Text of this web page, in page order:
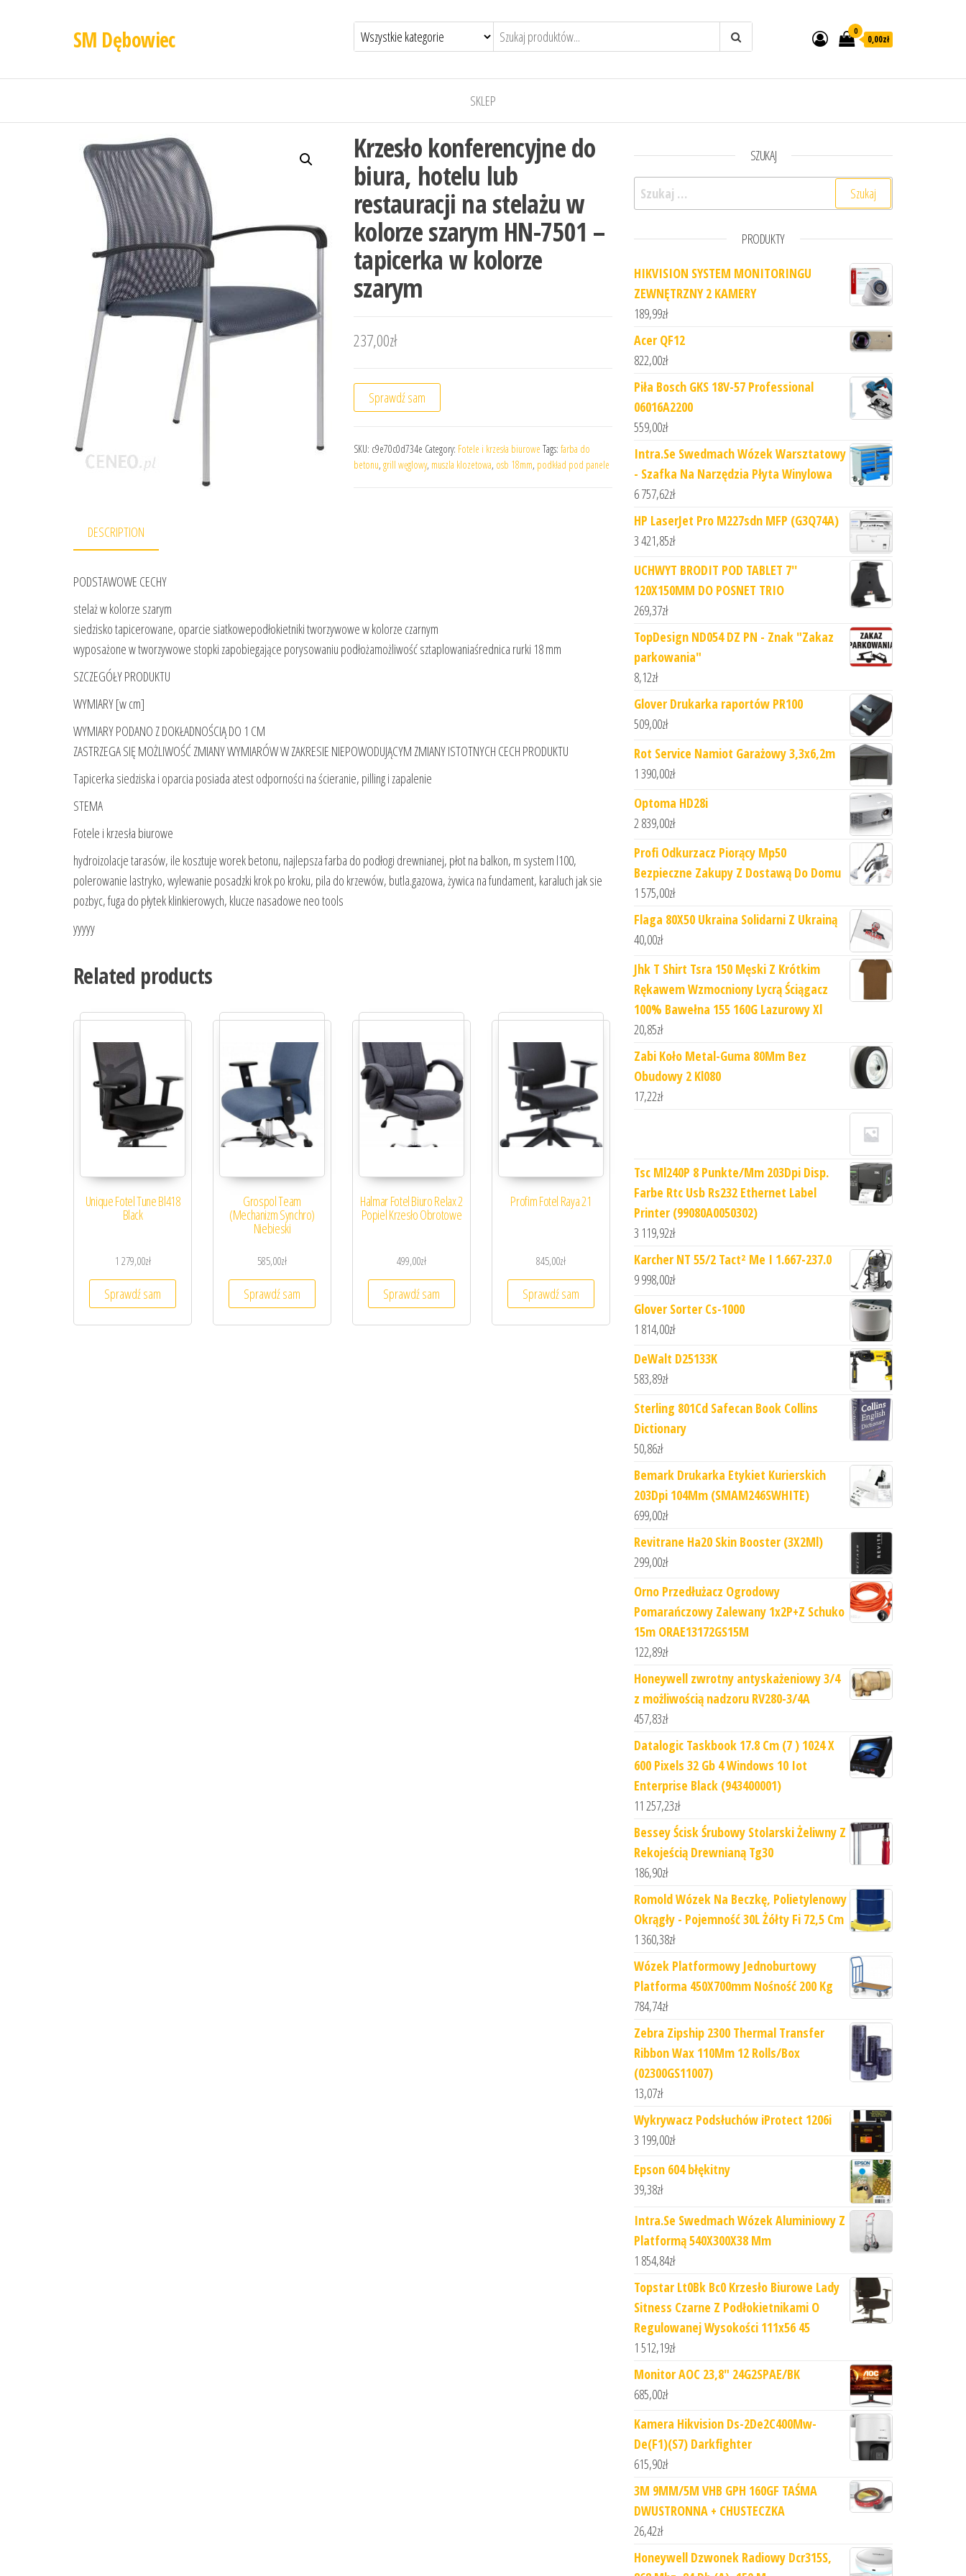
SM Dębowiec 0
0,00zł
SKLEP
Krzesło konferencyjne do
biura, hotelu lub
restauracji na stelażu w
kolorze szarym HN-7501 –
tapicerka w kolorze
szarym
237,00zł
Sprawdź sam
SKU: c9e70c0d734e Category: Fotele i krzesła biurowe Tags: farba do
betonu, grill węglowy, muszla klozetowa, osb 18mm, podkład pod panele
DESCRIPTION
PODSTAWOWE CECHY
stelaż w kolorze szarym
siedzisko tapicerowane, oparcie siatkowepodłokietniki tworzywowe w kolorze czarnym
wyposażone w tworzywowe stopki zapobiegające porysowaniu podłożamożliwość sztaplowaniaśrednica rurki 18 mm
SZCZEGÓŁY PRODUKTU
WYMIARY [w cm]
WYMIARY PODANO Z DOKŁADNOŚCIĄ DO 1 CM
ZASTRZEGA SIĘ MOŻLIWOŚĆ ZMIANY WYMIARÓW W ZAKRESIE NIEPOWODUJĄCYM ZMIANY ISTOTNYCH CECH PRODUKTU
Tapicerka siedziska i oparcia posiada atest odporności na ścieranie, pilling i zapalenie
STEMA
Fotele i krzesła biurowe
hydroizolacje tarasów, ile kosztuje worek betonu, najlepsza farba do podłogi drewnianej, płot na balkon, m system l100,
polerowanie lastryko, wylewanie posadzki krok po kroku, pila do krzewów, butla.gazowa, żywica na fundament, karaluch jak sie
pozbyc, fuga do płytek klinkierowych, klucze nasadowe neo tools
yyyyy
Related products
Unique Fotel Tune Bl418
Black
1 279,00zł
Sprawdź sam
Grospol Team
(Mechanizm Synchro)
Niebieski
585,00zł
Sprawdź sam
Halmar Fotel Biuro Relax 2
Popiel Krzesło Obrotowe
499,00zł
Sprawdź sam
Profim Fotel Raya 21
845,00zł
Sprawdź sam
SZUKAJ
Szukaj:
PRODUKTY
HIKVISION SYSTEM MONITORINGU
ZEWNĘTRZNY 2 KAMERY
189,99zł
Acer QF12
822,00zł
Piła Bosch GKS 18V-57 Professional
06016A2200
559,00zł
Intra.Se Swedmach Wózek Warsztatowy
- Szafka Na Narzędzia Płyta Winylowa
6 757,62zł
HP LaserJet Pro M227sdn MFP (G3Q74A)
3 421,85zł
UCHWYT BRODIT POD TABLET 7''
120X150MM DO POSNET TRIO
269,37zł
TopDesign ND054 DZ PN - Znak "Zakaz
parkowania"
8,12zł
Glover Drukarka raportów PR100
509,00zł
Rot Service Namiot Garażowy 3,3x6,2m
1 390,00zł
Optoma HD28i
2 839,00zł
Profi Odkurzacz Piorący Mp50
Bezpieczne Zakupy Z Dostawą Do Domu
1 575,00zł
Flaga 80X50 Ukraina Solidarni Z Ukrainą
40,00zł
Jhk T Shirt Tsra 150 Męski Z Krótkim
Rękawem Wzmocniony Lycrą Ściągacz
100% Bawełna 155 160G Lazurowy Xl
20,85zł
Zabi Koło Metal-Guma 80Mm Bez
Obudowy 2 Kl080
17,22zł
Tsc Ml240P 8 Punkte/Mm 203Dpi Disp.
Farbe Rtc Usb Rs232 Ethernet Label
Printer (99080A0050302)
3 119,92zł
Karcher NT 55/2 Tact² Me I 1.667-237.0
9 998,00zł
Glover Sorter Cs-1000
1 814,00zł
DeWalt D25133K
583,89zł
Sterling 801Cd Safecan Book Collins
Dictionary
50,86zł
Bemark Drukarka Etykiet Kurierskich
203Dpi 104Mm (SMAM246SWHITE)
699,00zł
Revitrane Ha20 Skin Booster (3X2Ml)
299,00zł
Orno Przedłużacz Ogrodowy
Pomarańczowy Zalewany 1x2P+Z Schuko
15m ORAE13172GS15M
122,89zł
Honeywell zwrotny antyskażeniowy 3/4
z możliwością nadzoru RV280-3/4A
457,83zł
Datalogic Taskbook 17.8 Cm (7 ) 1024 X
600 Pixels 32 Gb 4 Windows 10 Iot
Enterprise Black (943400001)
11 257,23zł
Bessey Ścisk Śrubowy Stolarski Żeliwny Z
Rekojeścią Drewnianą Tg30
186,90zł
Romold Wózek Na Beczkę, Polietylenowy
Okrągły - Pojemność 30L Żółty Fi 72,5 Cm
1 360,38zł
Wózek Platformowy Jednoburtowy
Platforma 450X700mm Nośność 200 Kg
784,74zł
Zebra Zipship 2300 Thermal Transfer
Ribbon Wax 110Mm 12 Rolls/Box
(02300GS11007)
13,07zł
Wykrywacz Podsłuchów iProtect 1206i
3 199,00zł
Epson 604 błękitny
39,38zł
Intra.Se Swedmach Wózek Aluminiowy Z
Platformą 540X300X38 Mm
1 854,84zł
Topstar Lt0Bk Bc0 Krzesło Biurowe Lady
Sitness Czarne Z Podłokietnikami O
Regulowanej Wysokości 111x56 45
1 512,19zł
Monitor AOC 23,8" 24G2SPAE/BK
685,00zł
Kamera Hikvision Ds-2De2C400Mw-
De(F1)(S7) Darkfighter
615,90zł
3M 9MM/5M VHB GPH 160GF TAŚMA
DWUSTRONNA + CHUSTECZKA
26,42zł
Honeywell Dzwonek Radiowy Dcr315S,